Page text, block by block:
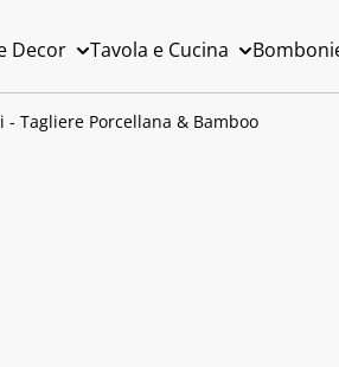
Decor Tavola e Cucina
- Tagliere Porcellana & Bamboo